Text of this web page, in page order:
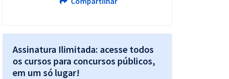
Assinatura Ilimitada: acesse todos
os cursos para concursos públicos,
em um só lugar!